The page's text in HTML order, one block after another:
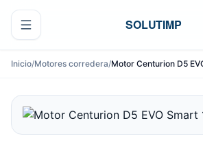
Ir al contenido
SOLUTIMP
Inicio/Motores corredera/Motor Centurion D5